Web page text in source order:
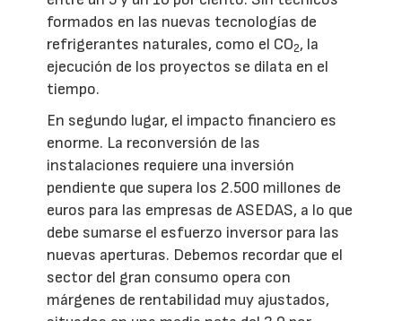
formados en las nuevas tecnologías de
refrigerantes naturales, como el CO2, la
ejecución de los proyectos se dilata en el
tiempo.
En segundo lugar, el impacto financiero es
enorme. La reconversión de las
instalaciones requiere una inversión
pendiente que supera los 2.500 millones de
euros para las empresas de ASEDAS, a lo que
debe sumarse el esfuerzo inversor para las
nuevas aperturas. Debemos recordar que el
sector del gran consumo opera con
márgenes de rentabilidad muy ajustados,